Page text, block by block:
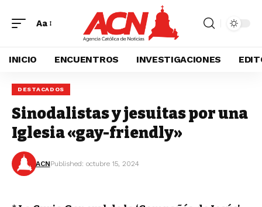
Aa
INICIO ENCUENTROS INVESTIGACIONES
DESTACADOS
Sinodalistas y jesuitas por una
Iglesia «gay-friendly»
ACNPublished: octubre 15, 2024